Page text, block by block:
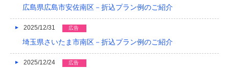
2019/08
2019/07
2019/06
2019/05
広島県広島市安佐南区－折込プラン例のご紹介
2025/12/31 広告
埼玉県さいたま市南区－折込プラン例のご紹介
2025/12/24 広告